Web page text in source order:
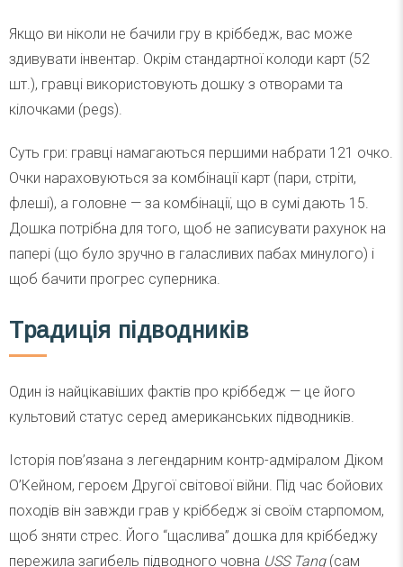
Якщо ви ніколи не бачили гру в кріббедж, вас може
здивувати інвентар. Окрім стандартної колоди карт (52
шт.), гравці використовують дошку з отворами та
кілочками (pegs).
Суть гри: гравці намагаються першими набрати 121 очко.
Очки нараховуються за комбінації карт (пари, стріти,
флеші), а головне — за комбінації, що в сумі дають 15.
Дошка потрібна для того, щоб не записувати рахунок на
папері (що було зручно в галасливих пабах минулого) і
щоб бачити прогрес суперника.
Традиція підводників
Один із найцікавіших фактів про кріббедж — це його
культовий статус серед американських підводників.
Історія пов’язана з легендарним контр-адміралом Діком
О’Кейном, героєм Другої світової війни. Під час бойових
походів він завжди грав у кріббедж зі своїм старпомом,
щоб зняти стрес. Його “щаслива” дошка для кріббеджу
пережила загибель підводного човна USS Tang(сам